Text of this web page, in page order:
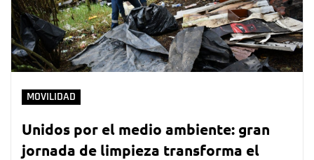
MOVILIDAD
Unidos por el medio ambiente: gran
jornada de limpieza transforma el